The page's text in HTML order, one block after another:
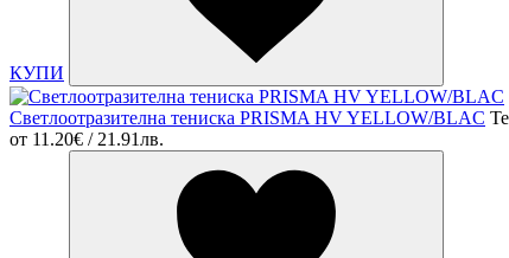
КУПИ
Светлоотразителна тениска PRISMA HV YELLOW/BLAC
от 11.20€ / 21.91лв.